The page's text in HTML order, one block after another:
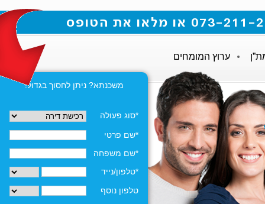
ערוץ המומחים
משכנתא? ניתן לחסוך בגדול!
*סוג פעולה
*שם פרטי
*שם משפחה
*טלפון/נייד
טלפון נוסף